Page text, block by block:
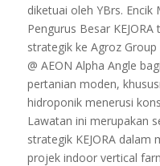
diketuai oleh YBrs. Encik
Pengurus Besar
strategik ke Agroz
@ AEON Alpha Angle
pertanian moden,
hidroponik menerusi
Lawatan ini merupakan
strategik KEJORA
projek indoor vertical